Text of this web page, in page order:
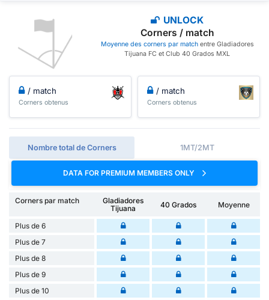
UNLOCK
Corners / match
Moyenne des corners par matchentre Gladiadores
Tijuana FC et Club 40 Grados MXL
/ match
Corners obtenus
/ match
Corners obtenus
Nombre total de Corners 1MT/2MT
DATA FOR PREMIUM MEMBERS ONLY
Corners par match
Gladiadores
Tijuana
40 Grados Moyenne
Plus de 6
Plus de 7
Plus de 8
Plus de 9
Plus de 10